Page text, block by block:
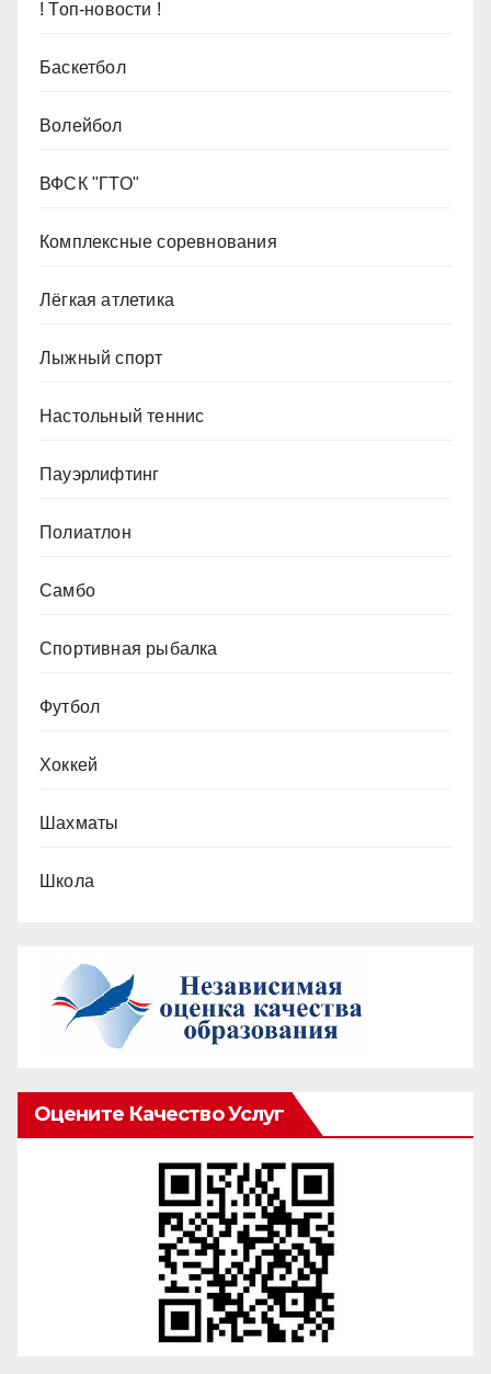
! Топ-новости !
Баскетбол
Волейбол
ВФСК "ГТО"
Комплексные соревнования
Лёгкая атлетика
Лыжный спорт
Настольный теннис
Пауэрлифтинг
Полиатлон
Самбо
Спортивная рыбалка
Футбол
Хоккей
Шахматы
Школа
Оцените Качество Услуг